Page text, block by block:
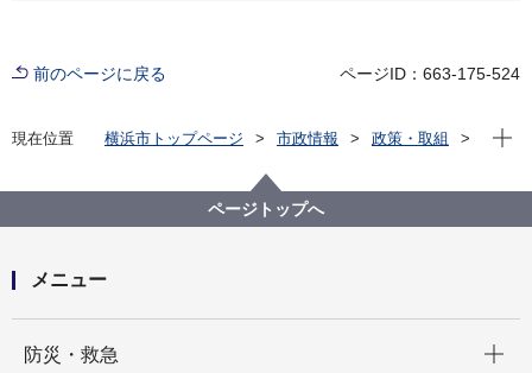
前のページに戻る ページID：663-175-524
現在位置 横浜市トップページ 市政情報
政策・取組
群馬県昭和村との友好交流
【終了しました】「昭和村と利根沼田の恵みフェア」
を開催します！
現在
ページトップへ
メニュー
防災・救急